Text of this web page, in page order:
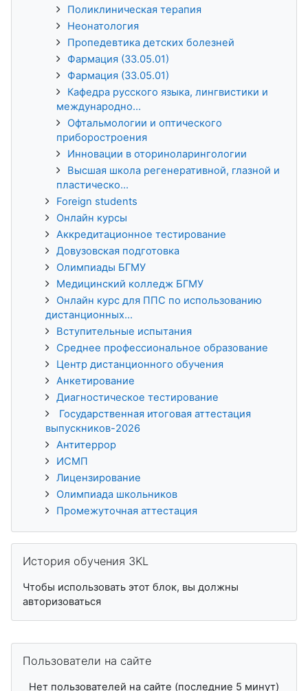
Поликлиническая терапия
Неонатология
Пропедевтика детских болезней
Фармация (33.05.01)
Фармация (33.05.01)
Кафедра русского языка, лингвистики и
международно...
Офтальмологии и оптического
приборостроения
Инновации в оториноларингологии
Высшая школа регенеративной, глазной и
пластическо...
Foreign students
Онлайн курсы
Аккредитационное тестирование
Довузовская подготовка
Олимпиады БГМУ
Медицинский колледж БГМУ
Онлайн курс для ППС по использованию
дистанционных...
Вступительные испытания
Среднее профессиональное образование
Центр дистанционного обучения
Анкетирование
Диагностическое тестирование
Государственная итоговая аттестация
выпускников-2026
Антитеррор
ИСМП
Лицензирование
Олимпиада школьников
Промежуточная аттестация
История обучения 3KL
Чтобы использовать этот блок, вы должны
авторизоваться
Пользователи на сайте
Нет пользователей на сайте (последние 5 минут)